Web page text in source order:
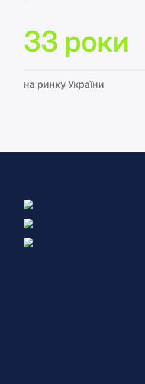
33 роки
на ринку України